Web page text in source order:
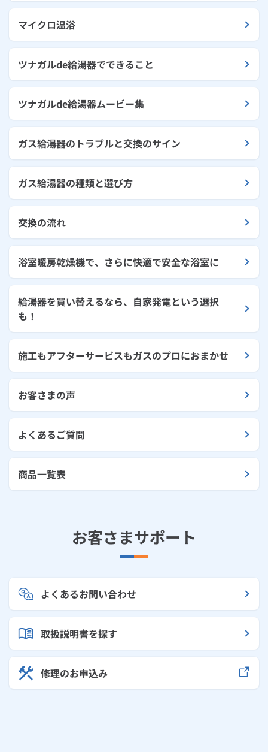
マイクロ温浴
ツナガルde給湯器でできること
ツナガルde給湯器ムービー集
ガス給湯器のトラブルと交換のサイン
ガス給湯器の種類と選び方
交換の流れ
浴室暖房乾燥機で、さらに快適で安全な浴室に
給湯器を買い替えるなら、自家発電という選択
も！
施工もアフターサービスもガスのプロにおまかせ
お客さまの声
よくあるご質問
商品一覧表
お客さまサポート
よくあるお問い合わせ
取扱説明書を探す
修理のお申込み